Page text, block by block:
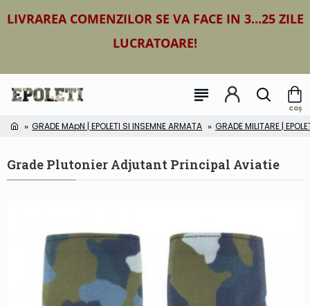
LIVRAREA COMENZILOR SE VA FACE IN 3...25 ZILE
LUCRATOARE!
GRADE MApN | EPOLETI SI INSEMNE ARMATA GRADE MILITARE |
Grade Plutonier Adjutant Principal Aviatie